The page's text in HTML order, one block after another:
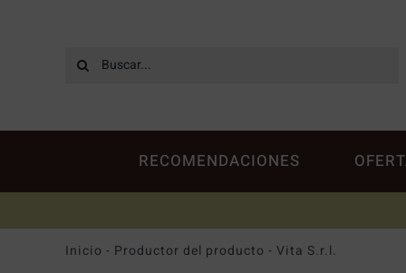
Buscar:
RECOMENDACIONES
Inicio - Productor del producto - Vita S.r.l.